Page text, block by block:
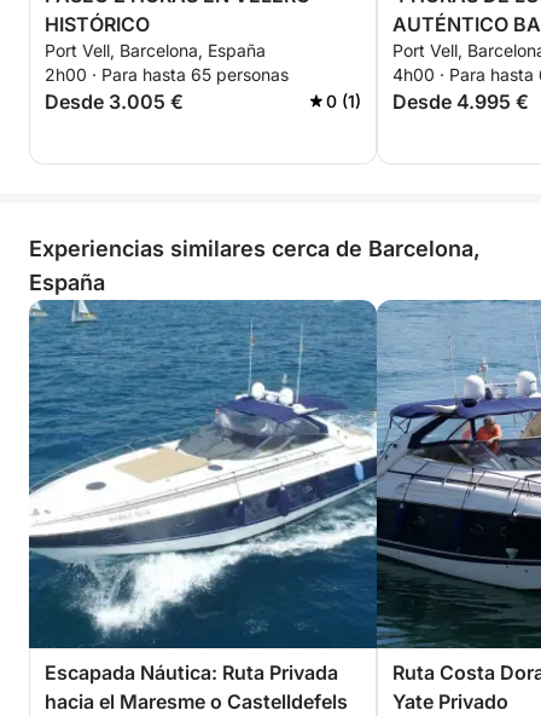
HISTÓRICO
Port Vell, Barcelona, España
2h00 · Para hasta 65 personas
Desde 3.005 € 0 (1)
AUTÉNTICO
Port Vell,
4h00 · Para hasta
Desde 4.995 €
Experiencias similares cerca de Barcelona,
España
Escapada Náutica: Ruta Privada
hacia el Maresme o Castelldefels
Ruta Costa
Yate Privado